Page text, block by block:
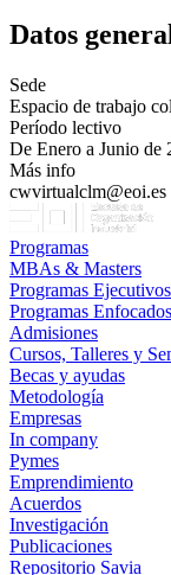
Datos
Sede
Espacio de trabajo
Período lectivo
De Enero a Junio de
Más info
cwvirtualclm@eoi.es
Programas
MBAs & Masters
Programas Ejecutivos
Programas Enfocados
Admisiones
Cursos, Talleres y
Becas y ayudas
Metodología
Empresas
In company
Pymes
Emprendimiento
Acuerdos
Investigación
Publicaciones
Repositorio Savia